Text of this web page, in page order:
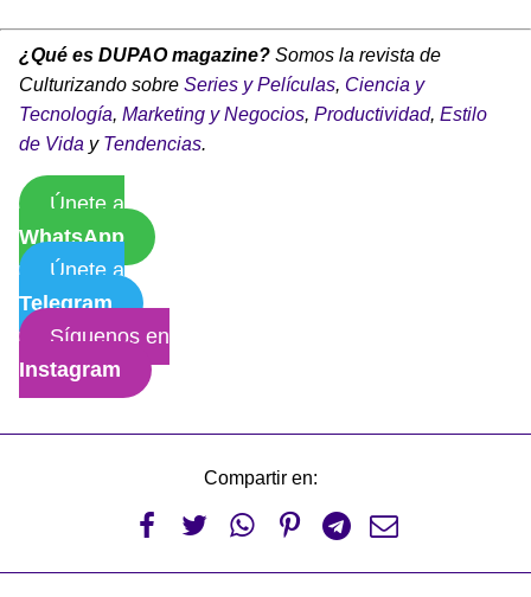
¿Qué es DUPAO magazine? Somos la revista de
Culturizando sobre Series y Películas, Ciencia y
Tecnología, Marketing y Negocios, Productividad, Estilo
de Vida y Tendencias.
Únete a
WhatsApp
Únete a
Telegram
Síguenos en
Instagram
Compartir en:
     